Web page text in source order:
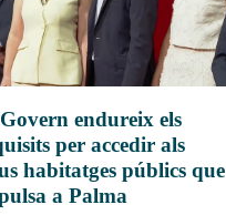
endureix els
per accedir als
habitatges públics que
a Palma